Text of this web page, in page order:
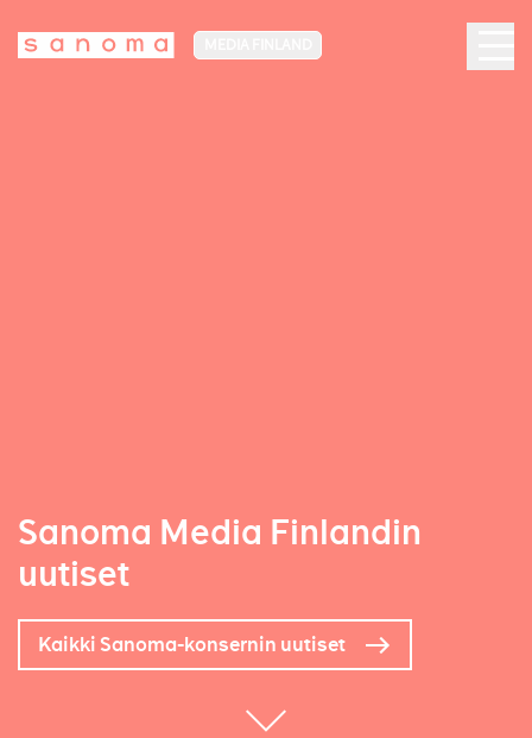
Sanoma Media Finlandin
uutiset
Kaikki Sanoma-konsernin uutiset